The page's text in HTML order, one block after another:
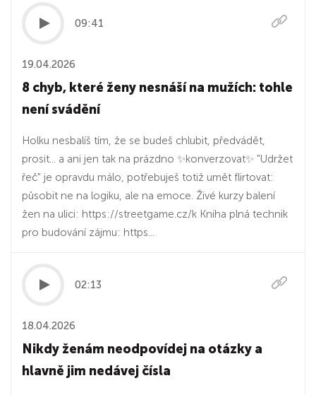
09:41
19.04.2026
8 chyb, které ženy nesnáší na mužích: tohle
není svádění
Holku nesbalíš tím, že se budeš chlubit, předvádět,
prosit... a ani jen tak na prázdno ✨konverzovat✨ "Udržet
řeč" je opravdu málo, potřebuješ totiž umět flirtovat:
působit ne na logiku, ale na emoce. Živé kurzy balení
žen na ulici: https://streetgame.cz/k Kniha plná technik
pro budování zájmu: https...
02:13
18.04.2026
Nikdy ženám neodpovídej na otázky a
hlavně jim nedávej čísla